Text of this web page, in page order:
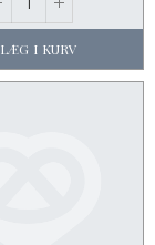
LÆG I KURV